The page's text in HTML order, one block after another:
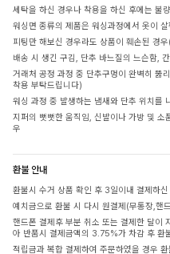
세탁을 하신 경우나 착용을 하신 후에는 불
워싱면 종류의 제품은 워싱과정에서 옷이
피팅만 해보신 경우라도 상품이 훼손된 경
배송 시 생긴 구김, 단추 바느질의 느슨함,
거래처 공정 과정 중 단추구멍이 완벽히 뚫
착용 부탁드립니다)
워싱 과정 중 발생하는 냄새와 단추 위치를
지퍼의 뻣뻣한 움직임, 신발이나 가방 및 소
우
환불 안내
환불시 수거 상품 확인 후 3일이내 결제하
예치금으로 환불 시 다시 원결제(무통장,핸
핸드폰 결제후 부분 취소 또는 결제한 달이
아 반품시 결제금액의 3.75%가 차감 후 환
적립금과 복합 결제하여 주문하였을 경우